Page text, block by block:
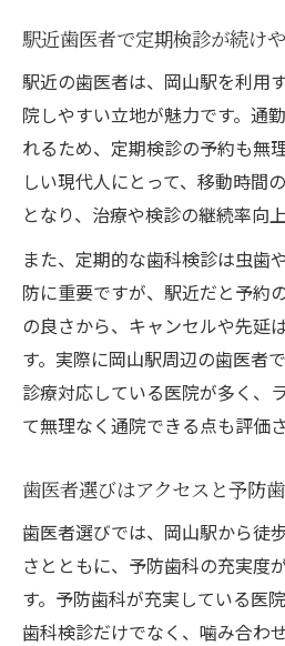
駅近歯医者で定期検診が続け
駅近の歯医者は、岡山駅を利用
院しやすい立地が魅力です。通
れるため、定期検診の予約も無
しい現代人にとって、移動時間
となり、治療や検診の継続率向
また、定期的な歯科検診は虫歯
防に重要ですが、駅近だと予約
の良さから、キャンセルや先延
す。実際に岡山駅周辺の歯医者
診療対応している医院が多く、
て無理なく通院できる点も評価
歯医者選びはアクセスと予防
歯医者選びでは、岡山駅から徒
さとともに、予防歯科の充実度
す。予防歯科が充実している医
歯科検診だけでなく、噛み合わ